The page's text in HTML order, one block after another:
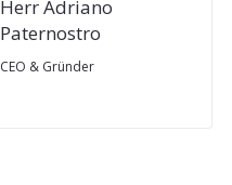
Herr Adriano
Paternostro
CEO & Gründer